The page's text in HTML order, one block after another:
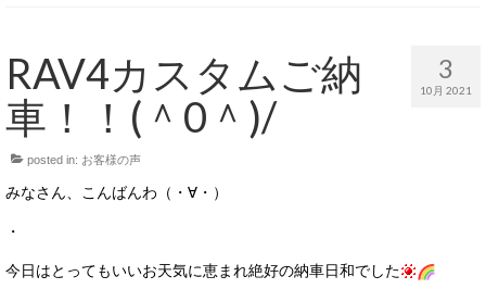
M’sCollectionパーツ一覧
エムズオート
M’sCollection
3
10月 2021
RAV4カスタムご納
車！！(＾0＾)/
posted in: お客様の声
みなさん、こんばんわ（・∀・）
・
今日はとってもいいお天気に恵まれ絶好の納車日和でした